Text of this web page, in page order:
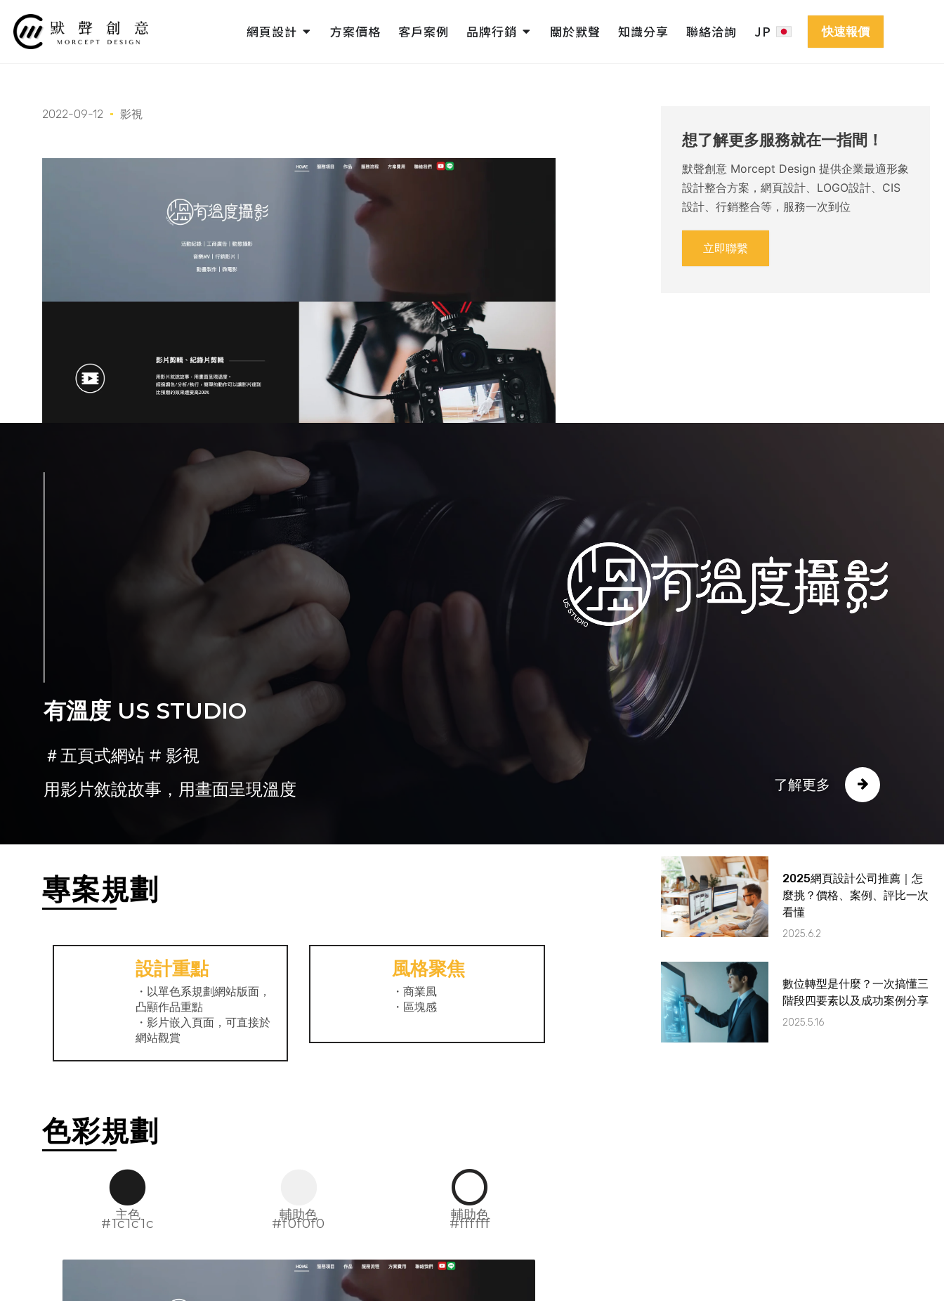
網頁設計 Open 網頁設計
方案價格 客戶案例 品牌行銷 Open 品牌行銷
關於默聲 知識分享 聯絡洽詢 JP 快速報價
2022-09-12 影視
＃五頁式網站 # 影視
用影片敘說故事，用畫面呈現溫度
有溫度 US STUDIO
了解更多
專案規劃
設計重點
・以單色系規劃網站版面，
凸顯作品重點
・影片嵌入頁面，可直接於
網站觀賞
風格聚焦
・商業風
・區塊感
色彩規劃
主色
#1c1c1c
輔助色
#f0f0f0
輔助色
#ffffff
想了解更多服務就在一指間！
默聲創意 Morcept Design 提供企業最適形象
設計整合方案，網頁設計、LOGO設計、CIS
設計、行銷整合等，服務一次到位
立即聯繫
Most Popular
網站沒流量怎麼辦？2025最
新SEO優化＋內容行銷完整攻
2025網頁設計公司推薦｜怎
麼挑？價格、案例、評比一次
看懂
2025.6.2
數位轉型是什麼？一次搞懂三
階段四要素以及成功案例分享
2025.5.16